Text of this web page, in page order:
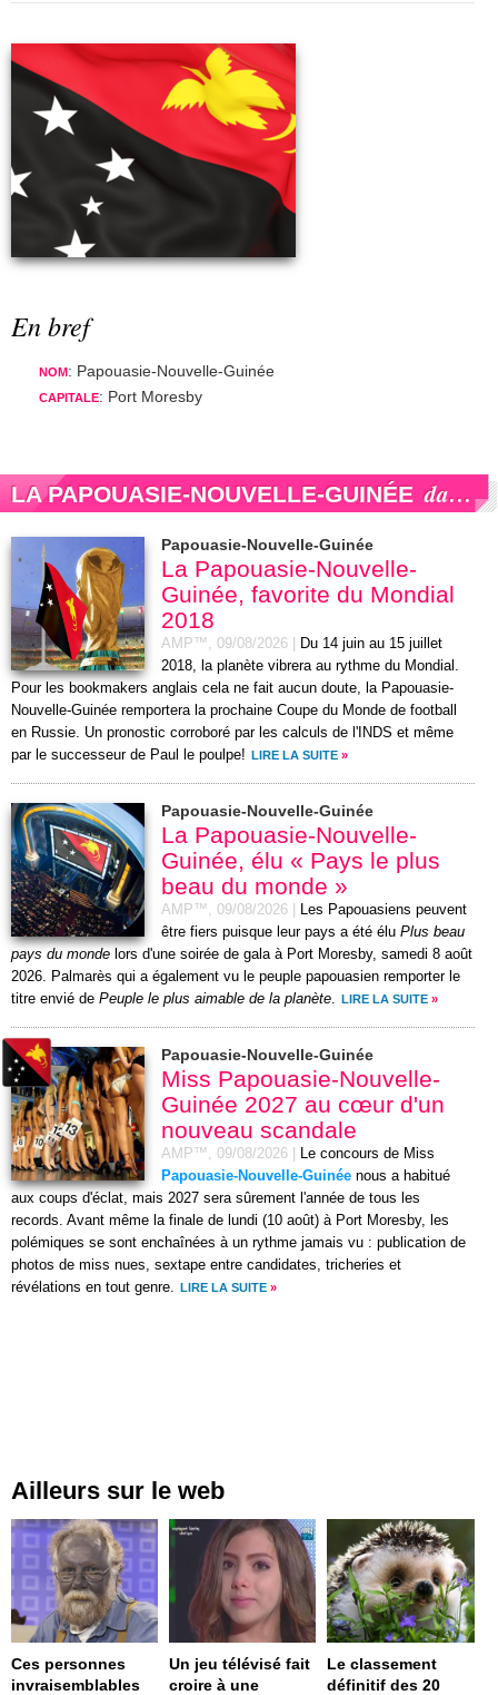
En bref
NOM : Papouasie-Nouvelle-Guinée
CAPITALE: Port Moresby
LA PAPOUASIE-NOUVELLE-GUINÉE dans la presse
Papouasie-Nouvelle-Guinée
La Papouasie-Nouvelle-
Guinée, favorite du Mondial
2018
AMP™, 09/08/2026
Du 14 juin au 15 juillet
2018, la planète vibrera au rythme du Mondial.
Pour les bookmakers anglais cela ne fait aucun doute, la Papouasie-
Nouvelle-Guinée remportera la prochaine Coupe du Monde de football
en Russie. Un pronostic corroboré par les calculs de l'INDS et même
par le successeur de Paul le poulpe!
LIRE LA SUITE »
Papouasie-Nouvelle-Guinée
La Papouasie-Nouvelle-
Guinée, élu « Pays le plus
beau du monde »
AMP™, 09/08/2026
Les Papouasiens peuvent
être fiers puisque leur pays a été élu Plus beau
pays du monde lors d'une soirée de gala à Port Moresby, samedi 8 août
2026. Palmarès qui a également vu le peuple papouasien remporter le
titre envié de Peuple le plus aimable de la planète. LIRE LA SUITE »
Papouasie-Nouvelle-Guinée
Miss Papouasie-Nouvelle-
Guinée 2027 au cœur d'un
nouveau scandale
AMP™, 09/08/2026
Le concours de Miss
Papouasie-Nouvelle-Guinée nous a habitué
aux coups d'éclat, mais 2027 sera sûrement l'année de tous les
records. Avant même la finale de lundi (10 août) à Port Moresby, les
polémiques se sont enchaînées à un rythme jamais vu : publication de
photos de miss nues, sextape entre candidates, tricheries et
révélations en tout genre.
LIRE LA SUITE »
Ailleurs sur le web
Ces personnes
invraisemblables
Un jeu télévisé fait
croire à une
Le classement
définitif des 20